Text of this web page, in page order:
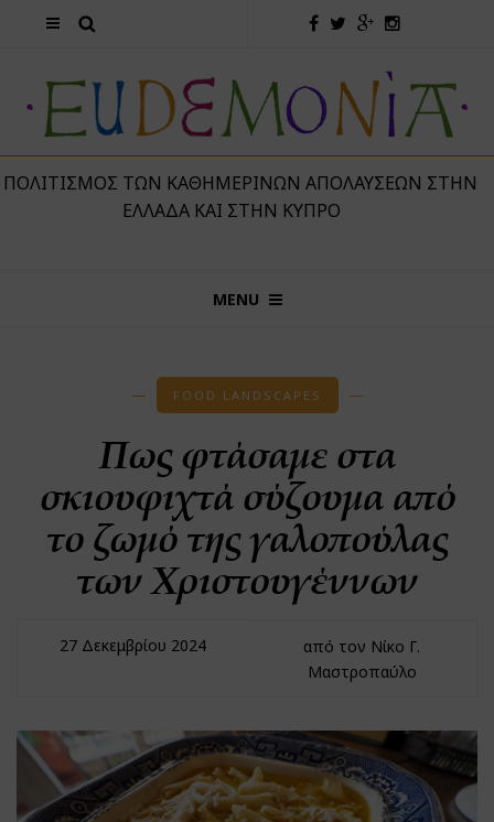
ΤΩΝ ΚΑΘΗΜΕΡΙΝΏΝ ΑΠΟΛΑΎΣΕΩΝ ΣΤΗΝ
ΕΛΛΆΔΑ ΚΑΙ ΣΤΗΝ ΚΎΠΡΟ
MENU
FOOD LANDSCAPES
Πως φτάσαμε στα
σκιουφιχτά σύζουμα από
το ζωμό της γαλοπούλας
των Χριστουγέννων
27 Δεκεμβρίου 2024
από τον Νίκο Γ.
Μαστροπαύλο